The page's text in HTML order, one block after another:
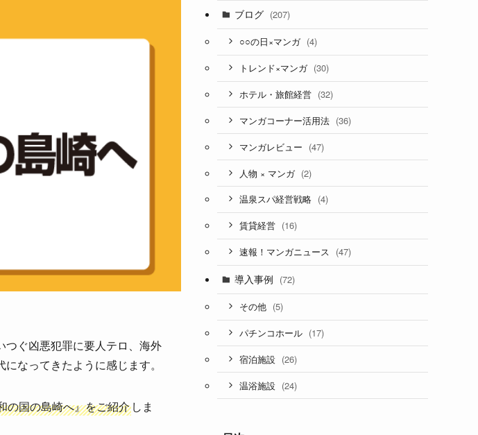
ぐ凶悪犯罪に要人テロ、海外
なってきたように感じます。
の国の島崎へ』をご紹介 しま
ブログ (207)
○○の日×マンガ (4)
トレンド×マンガ (30)
ホテル・旅館経営 (32)
マンガコーナー活用法 (36)
マンガレビュー (47)
人物 × マンガ (2)
温泉スパ経営戦略 (4)
賃貸経営 (16)
速報！マンガニュース (47)
導入事例 (72)
その他 (5)
パチンコホール (17)
宿泊施設 (26)
温浴施設 (24)